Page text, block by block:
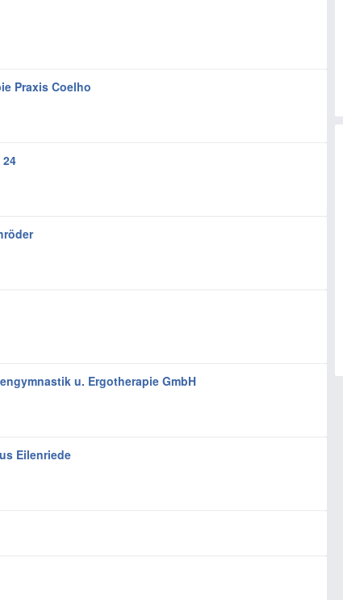
Praxis Coelho
u. Ergotherapie GmbH
Eilenriede